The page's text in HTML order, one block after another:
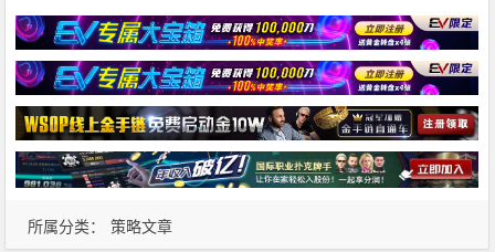
所属分类： 策略文章